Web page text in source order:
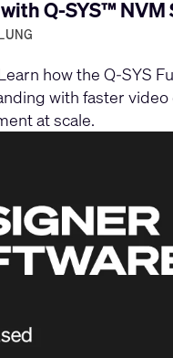
Q-SYS™ NVM
how the Q-SYS
with faster
at scale.